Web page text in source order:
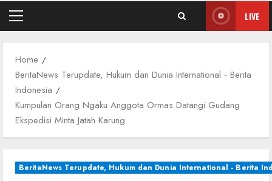
Primary
LIVE
Home
BeritaNews Terupdate, Hukum dan Dunia International - Berita
Indonesia
Kumpulan Orang Ngaku Anggota Ormas Datangi Gudang
Ekspedisi Minta Jatah Karung
BeritaNews Terupdate, Hukum dan Dunia International - Berita